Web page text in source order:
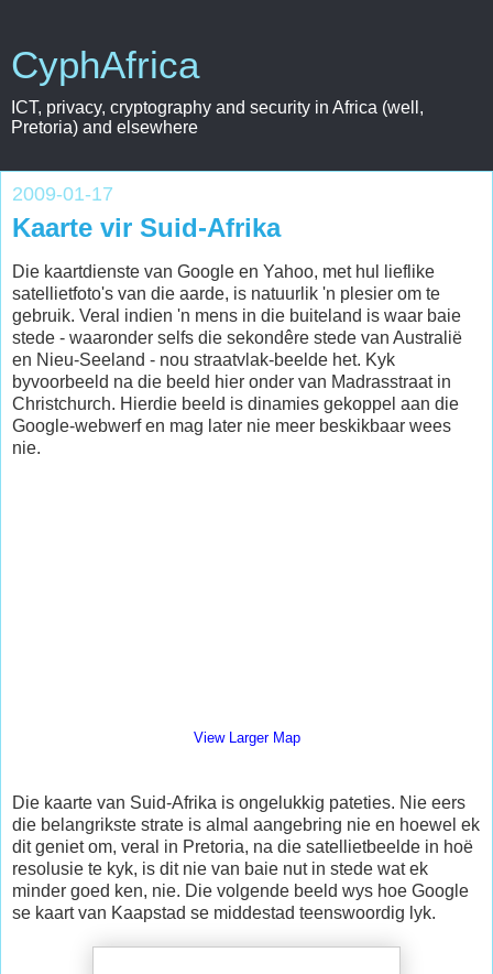
CyphAfrica
ICT, privacy, cryptography and security in Africa (well,
Pretoria) and elsewhere
2009-01-17
Kaarte vir Suid-Afrika
Die kaartdienste van Google en Yahoo, met hul lieflike
satellietfoto's van die aarde, is natuurlik 'n plesier om te
gebruik. Veral indien 'n mens in die buiteland is waar baie
stede - waaronder selfs die sekondêre stede van Australië
en Nieu-Seeland - nou straatvlak-beelde het. Kyk
byvoorbeeld na die beeld hier onder van Madrasstraat in
Christchurch. Hierdie beeld is dinamies gekoppel aan die
Google-webwerf en mag later nie meer beskikbaar wees
nie.
View Larger Map
Die kaarte van Suid-Afrika is ongelukkig pateties. Nie eers
die belangrikste strate is almal aangebring nie en hoewel ek
dit geniet om, veral in Pretoria, na die satellietbeelde in hoë
resolusie te kyk, is dit nie van baie nut in stede wat ek
minder goed ken, nie. Die volgende beeld wys hoe Google
se kaart van Kaapstad se middestad teenswoordig lyk.